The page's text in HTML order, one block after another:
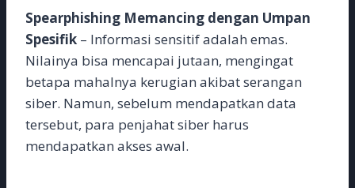
e
b
o
o
t
t
e
r
a
i
a
t
s
A
p
k
e
d
I
h
a
t
s
e
n
g
e
r
e e
g
r
a
p
y
L
i
n
k
r
e
Spearphishing Memancing dengan Umpan
Spesifik – Informasi sensitif adalah emas.
Nilainya bisa mencapai jutaan, mengingat
betapa mahalnya kerugian akibat serangan
siber. Namun, sebelum mendapatkan data
tersebut, para penjahat siber harus
mendapatkan akses awal.